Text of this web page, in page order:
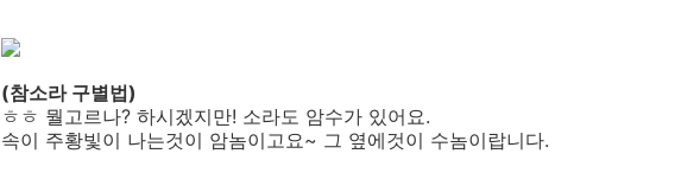
(참소라 구별법)
ㅎㅎ 뭘고르나? 하시겠지만! 소라도 암수가 있어요.
속이 주황빛이 나는것이 암놈이고요~ 그 옆에것이 수놈이랍니다.